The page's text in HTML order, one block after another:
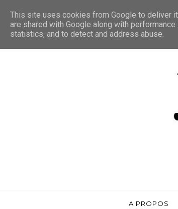
A PROPOS
This site uses cookies from Google to deliver
are shared with Google along with
statistics, and to detect and address abuse.